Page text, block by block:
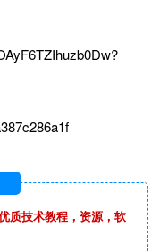
质技术教程，资源，软